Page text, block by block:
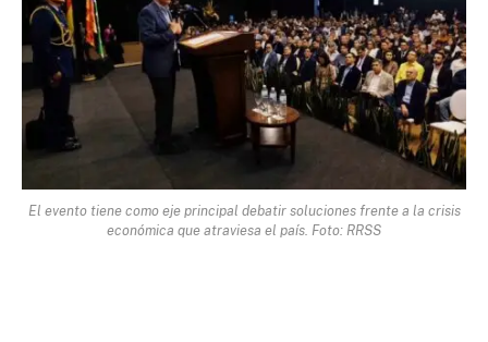
El evento tiene como eje principal debatir soluciones frente a la crisis
económica que atraviesa el país. Foto: RRSS